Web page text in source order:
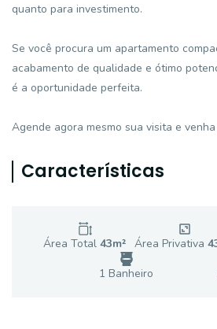
quanto para investimento.
Se você procura um apartamento
acabamento de qualidade e ótimo
é a oportunidade perfeita.
Agende agora mesmo sua visita e
Características
Área Total 43m² Área Privativa
1 Banheiro